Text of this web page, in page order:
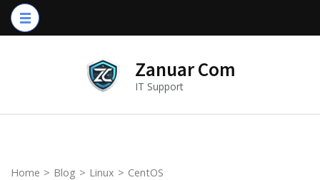
Skip
to
Zanuar Com
IT Support
Home > Blog > Linux > CentOS